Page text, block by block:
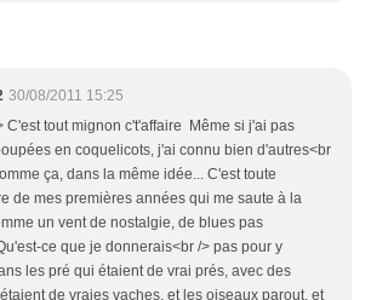
30/08/2011 15:25
C'est tout mignon c't'affaire Même si j'ai pas
en coquelicots, j'ai connu bien d'autres<br
ça, dans la même idée... C'est toute
de mes premières années qui me saute à la
un vent de nostalgie, de blues pas
ce que je donnerais<br /> pas pour y
les pré qui étaient de vrai prés, avec des
de vraies vaches, et les oiseaux parout, et